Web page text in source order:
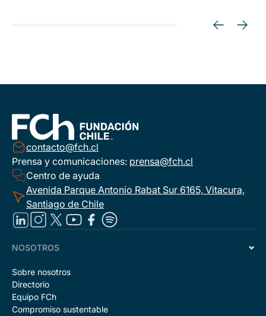
contacto@fch.cl
Prensa y comunicaciones: prensa@fch.cl
Centro de ayuda
Avenida Parque Antonio Rabat Sur 6165, Vitacura,
Santiago de Chile
NOSOTROS
Sobre nosotros
Directorio
Equipo FCh
Compromiso sustentable